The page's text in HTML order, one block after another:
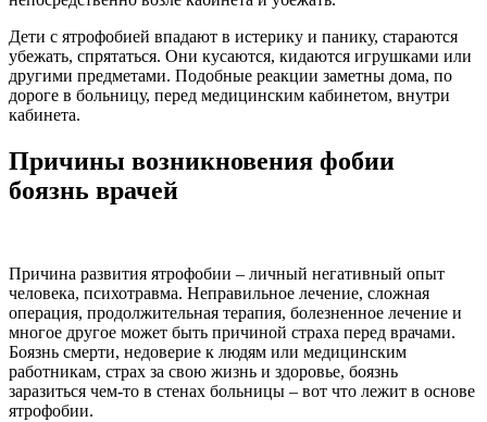
Дети с ятрофобией впадают в истерику и панику, стараются
убежать, спрятаться. Они кусаются, кидаются игрушками или
другими предметами. Подобные реакции заметны дома, по
дороге в больницу, перед медицинским кабинетом, внутри
кабинета.
Причины возникновения фобии
боязнь врачей
Причина развития ятрофобии – личный негативный опыт
человека, психотравма. Неправильное лечение, сложная
операция, продолжительная терапия, болезненное лечение и
многое другое может быть причиной страха перед врачами.
Боязнь смерти, недоверие к людям или медицинским
работникам, страх за свою жизнь и здоровье, боязнь
заразиться чем-то в стенах больницы – вот что лежит в основе
ятрофобии.